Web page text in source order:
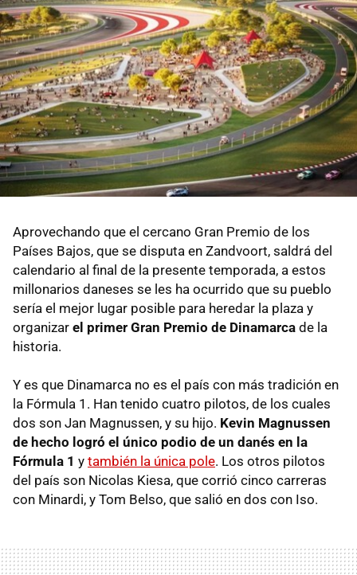
Aprovechando que el cercano Gran Premio de los
Países Bajos, que se disputa en Zandvoort, saldrá del
calendario al final de la presente temporada, a estos
millonarios daneses se les ha ocurrido que su pueblo
sería el mejor lugar posible para heredar la plaza y
organizar el primer Gran Premio de Dinamarca de la
historia.
Y es que Dinamarca no es el país con más tradición en
la Fórmula 1. Han tenido cuatro pilotos, de los cuales
dos son Jan Magnussen, y su hijo. Kevin Magnussen
de hecho logró el único podio de un danés en la
Fórmula 1 y también la única pole. Los otros pilotos
del país son Nicolas Kiesa, que corrió cinco carreras
con Minardi, y Tom Belso, que salió en dos con Iso.